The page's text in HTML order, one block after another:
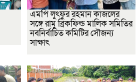
এমপি লুৎফুর রহমান কাজলের
সঙ্গে রামু ব্রিকফিল্ড মালিক সমিতির
নবনির্বাচিত কমিটির সৌজন্য
সাক্ষাৎ